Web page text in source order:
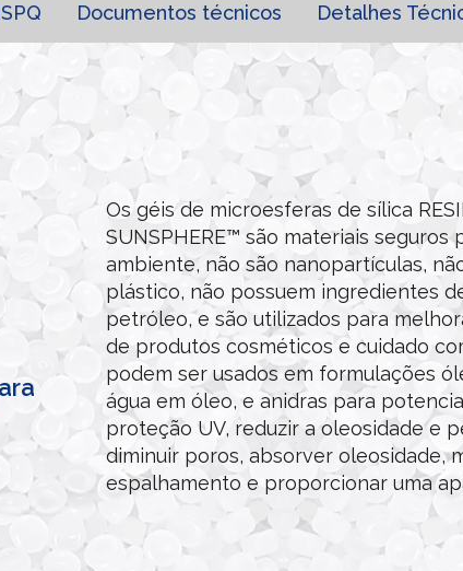
Documentos técnicos Detalhes
Os géis de microesferas de sílica
SUNSPHERE™ são materiais seguros
ambiente, não são nanopartículas,
plástico, não possuem ingredientes
petróleo, e são utilizados para
de produtos cosméticos e cuidado
podem ser usados em formulações
água em óleo, e anidras para
proteção UV, reduzir a oleosidade e
diminuir poros, absorver oleosidade,
espalhamento e proporcionar uma